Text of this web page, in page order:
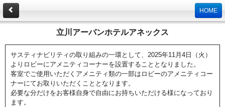
HOME
立川アーバンホテルアネックス
サスティナビリティの取り組みの一環として、2025年11月4日（火）
よりロビーにアメニティコーナーを設置することとなりました。
客室でご使用いただくアメニティ類の一部はロビーのアメニティコー
ナーにてお取りいただくこととなります。
必要な分だけをお客様自身で自由にお持ちいただける様になっており
ます。